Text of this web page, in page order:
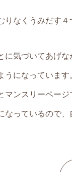
なくうみだす４
気づいてあげ
になっています
マンスリーペー
っているので